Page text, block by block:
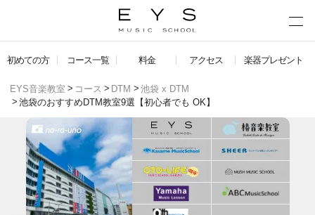
初めての方 コース一覧 料金 アクセス 楽器プレゼント
EYS音楽教室 コース DTM
池袋 x DTM
池袋のおすすめDTM教室9選【初心者でも OK】